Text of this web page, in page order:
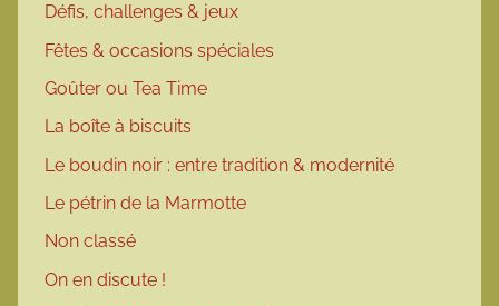
Défis, challenges & jeux
Fêtes & occasions spéciales
Goûter ou Tea Time
La boîte à biscuits
Le boudin noir : entre tradition & modernité
Le pétrin de la Marmotte
Non classé
On en discute !